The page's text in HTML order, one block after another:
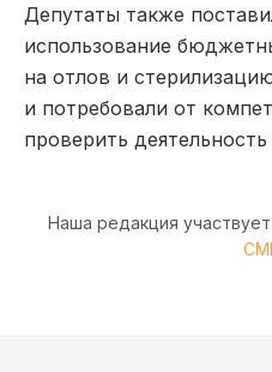
Депутаты также
использование
на отлов и
и потребовали от
проверить
Наша редакция